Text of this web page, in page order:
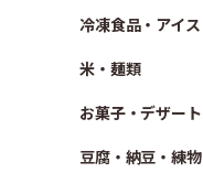
冷凍食品・アイス
米・麺類
お菓子・デザート
豆腐・納豆・練物